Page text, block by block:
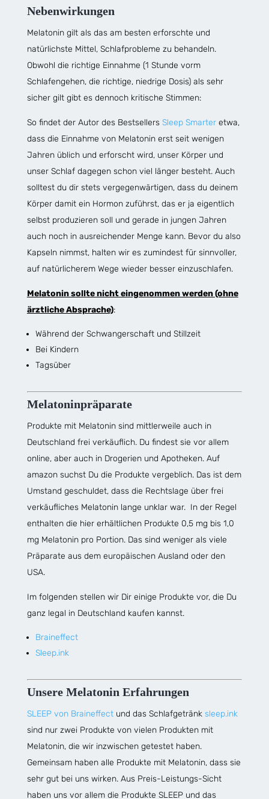
Nebenwirkungen
Melatonin gilt als das am besten erforschte und
natürlichste Mittel, Schlafprobleme zu behandeln.
Obwohl die richtige Einnahme (1 Stunde vorm
Schlafengehen, die richtige, niedrige Dosis) als sehr
sicher gilt gibt es dennoch kritische Stimmen:
So findet der Autor des Bestsellers Sleep Smarteretwa,
dass die Einnahme von Melatonin erst seit wenigen
Jahren üblich und erforscht wird, unser Körper und
unser Schlaf dagegen schon viel länger besteht. Auch
solltest du dir stets vergegenwärtigen, dass du deinem
Körper damit ein Hormon zuführst, das er ja eigentlich
selbst produzieren soll und gerade in jungen Jahren
auch noch in ausreichender Menge kann. Bevor du also
Kapseln nimmst, halten wir es zumindest für sinnvoller,
auf natürlicherem Wege wieder besser einzuschlafen.
Melatonin sollte nicht eingenommen werden (ohne
ärztliche Absprache):
Während der Schwangerschaft und Stillzeit
Bei Kindern
Tagsüber
Melatoninpräparate
Produkte mit Melatonin sind mittlerweile auch in
Deutschland frei verkäuflich. Du findest sie vor allem
online, aber auch in Drogerien und Apotheken. Auf
amazon suchst Du die Produkte vergeblich. Das ist dem
Umstand geschuldet, dass die Rechtslage über frei
verkäufliches Melatonin lange unklar war. In der Regel
enthalten die hier erhältlichen Produkte 0,5 mg bis 1,0
mg Melatonin pro Portion. Das sind weniger als viele
Präparate aus dem europäischen Ausland oder den
USA.
Im folgenden stellen wir Dir einige Produkte vor, die Du
ganz legal in Deutschland kaufen kannst.
Braineffect
Sleep.ink
Unsere Melatonin Erfahrungen
SLEEP von Braineffectund das Schlafgetränk sleep.ink
sind nur zwei Produkte von vielen Produkten mit
Melatonin, die wir inzwischen getestet haben.
Gemeinsam haben alle Produkte mit Melatonin, dass sie
sehr gut bei uns wirken. Aus Preis-Leistungs-Sicht
haben uns vor allem die Produkte SLEEP und das